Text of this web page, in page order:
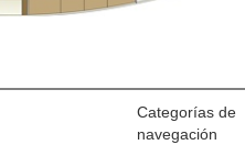
Categorías de
navegación